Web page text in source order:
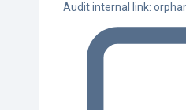
Audit internal link: